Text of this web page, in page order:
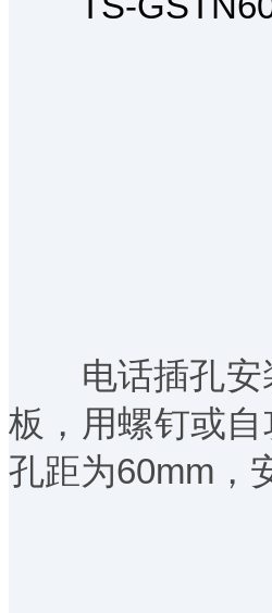
电话插孔安装
板，用螺钉或
孔距为60mm，